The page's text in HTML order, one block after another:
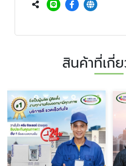
สินค้าที่เกี่